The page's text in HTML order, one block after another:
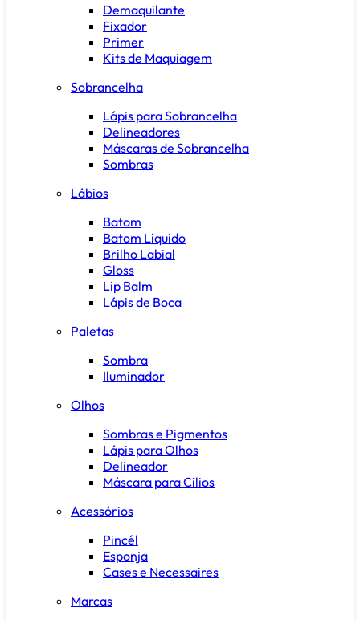
Demaquilante
Fixador
Primer
Kits de Maquiagem
Sobrancelha
Lápis para Sobrancelha
Delineadores
Máscaras de Sobrancelha
Sombras
Lábios
Batom
Batom Líquido
Brilho Labial
Gloss
Lip Balm
Lápis de Boca
Paletas
Sombra
Iluminador
Olhos
Sombras e Pigmentos
Lápis para Olhos
Delineador
Máscara para Cílios
Acessórios
Pincél
Esponja
Cases e Necessaires
Marcas